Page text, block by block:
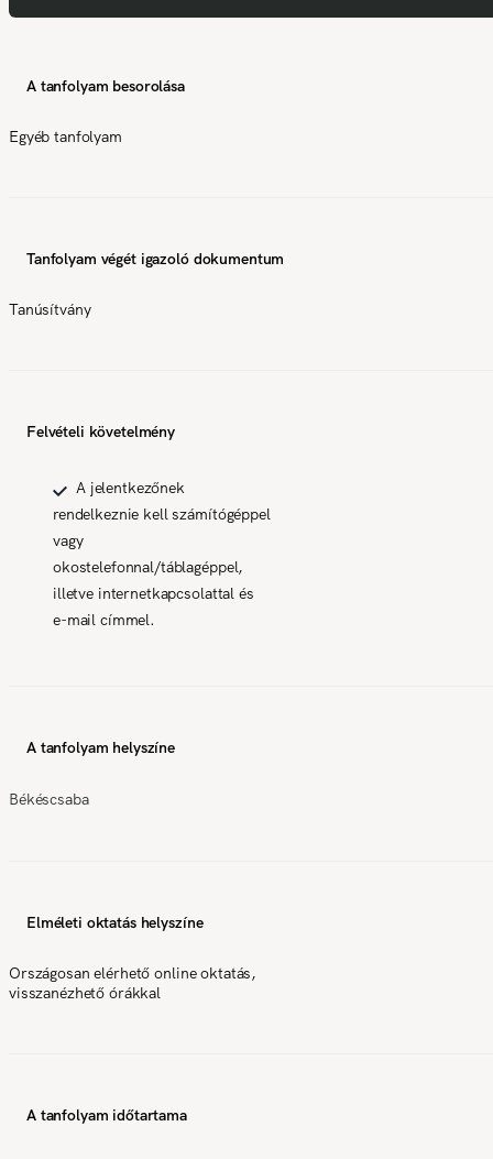
A tanfolyam besorolása
Egyéb tanfolyam
Tanfolyam végét igazoló dokumentum
Tanúsítvány
Felvételi követelmény
A jelentkezőnek
rendelkeznie kell számítógéppel
vagy
okostelefonnal/táblagéppel,
illetve internetkapcsolattal és
e-mail címmel.
A tanfolyam helyszíne
Békéscsaba
Elméleti oktatás helyszíne
Országosan elérhető online oktatás,
visszanézhető órákkal
A tanfolyam időtartama